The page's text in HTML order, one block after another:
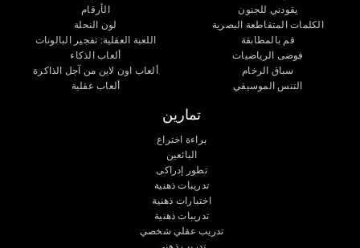
يقودني للجنون
الكلمات المتقاطعة البصرية
قم بالمطابقة
فوضى الرياضيات
سباق الرخام
التنس الموسيقي
الأرقام
لون النحلة
اللعبة العقلية: تفجير البالونات
ألعاب الذكاء
ألعاب اون لاين من آجل الذاكرة
ألعاب عقلية
تمارين
براءة اختراع
البائعين
تطور إدراكى
تدريبات ذهنية
اختبارات ذهنية
تدريبات ذهنية
تدريب عقلي شخصي